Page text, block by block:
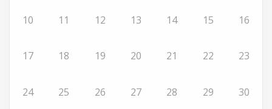
10 11 12 13 14 15 16
17 18 19 20 21 22 23
24 25 26 27 28 29 30